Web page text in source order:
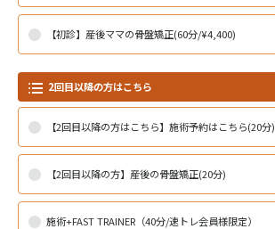
【初診】産後ママの骨盤矯正(60分/¥4,400)
2回目以降の方はこちら
【2回目以降の方はこちら】施術予約はこちら(20分)
【2回目以降の方】産後の骨盤矯正(20分)
施術+FAST TRAINER（40分/速トレ会員様限定）